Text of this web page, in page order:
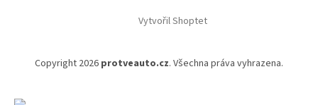
Vytvořil Shoptet
Copyright 2026 protveauto.cz. Všechna práva vyhrazena.